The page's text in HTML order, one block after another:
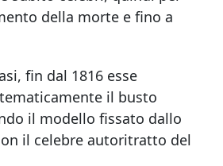
della morte e fino a
fin dal 1816 esse
il busto
il modello fissato dallo
il celebre autoritratto del